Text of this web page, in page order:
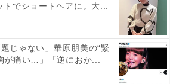
トでショートヘアに。大...
じゃない」華原朋美の“緊
が痛い…」「逆におか...